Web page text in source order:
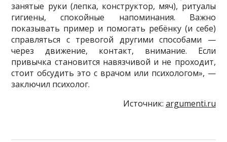
занятые руки (лепка, конструктор, мяч), ритуалы
гигиены, спокойные напоминания. Важно
показывать пример и помогать ребёнку (и себе)
справляться с тревогой другими способами —
через движение, контакт, внимание. Если
привычка становится навязчивой и не проходит,
стоит обсудить это с врачом или психологом», —
заключил психолог.
Источник: argumenti.ru